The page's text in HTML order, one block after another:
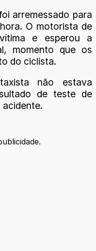
arremessado para
O motorista de
e esperou a
momento que os
do ciclista.
não estava
de teste de